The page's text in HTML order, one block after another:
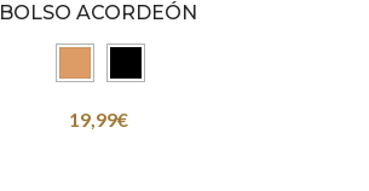
BOLSO ACORDEÓN
19,99€